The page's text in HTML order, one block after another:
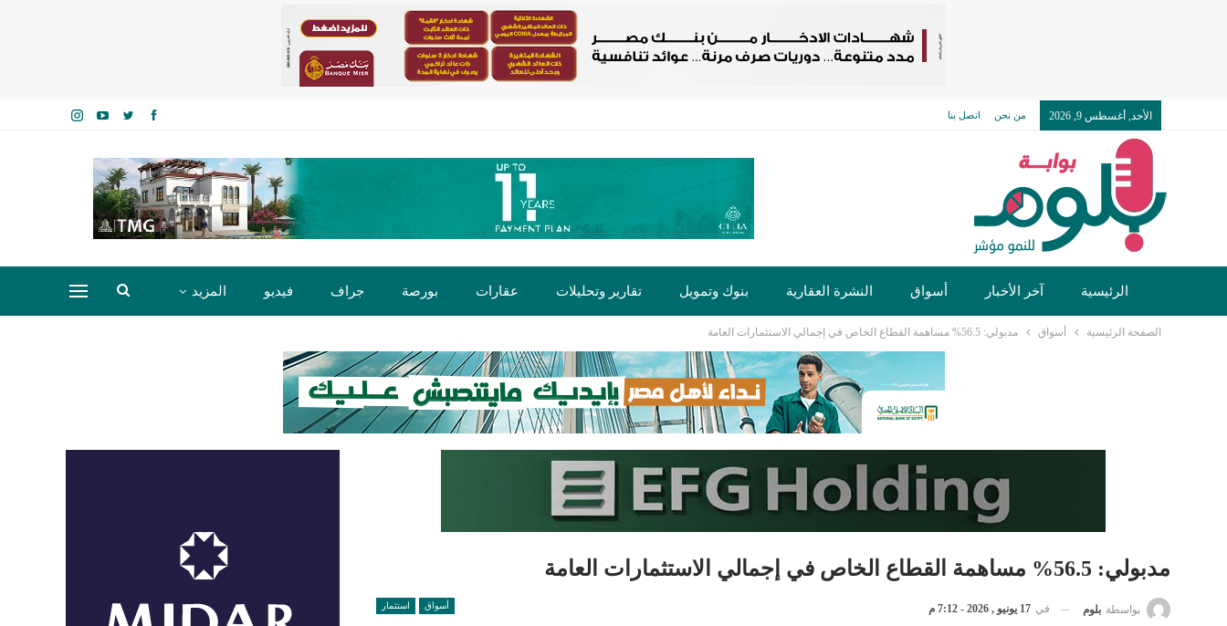
الأحد, أغسطس 9, 2026 من نحن اتصل بنا
الرئيسية آخر الأخبار أسواق النشرة العقارية بنوك وتمويل تقارير وتحليلات عقارات بورصة جراف فيديو المزيد
الصفحة الرئيسية أسواق مدبولي: 56.5% مساهمة القطاع الخاص في إجمالي الاستثمارات العامة
مدبولي: 56.5% مساهمة القطاع الخاص في إجمالي الاستثمارات العامة
أسواق استثمار بواسطة بلوم في 17 يونيو , 2026 - 7:12 م